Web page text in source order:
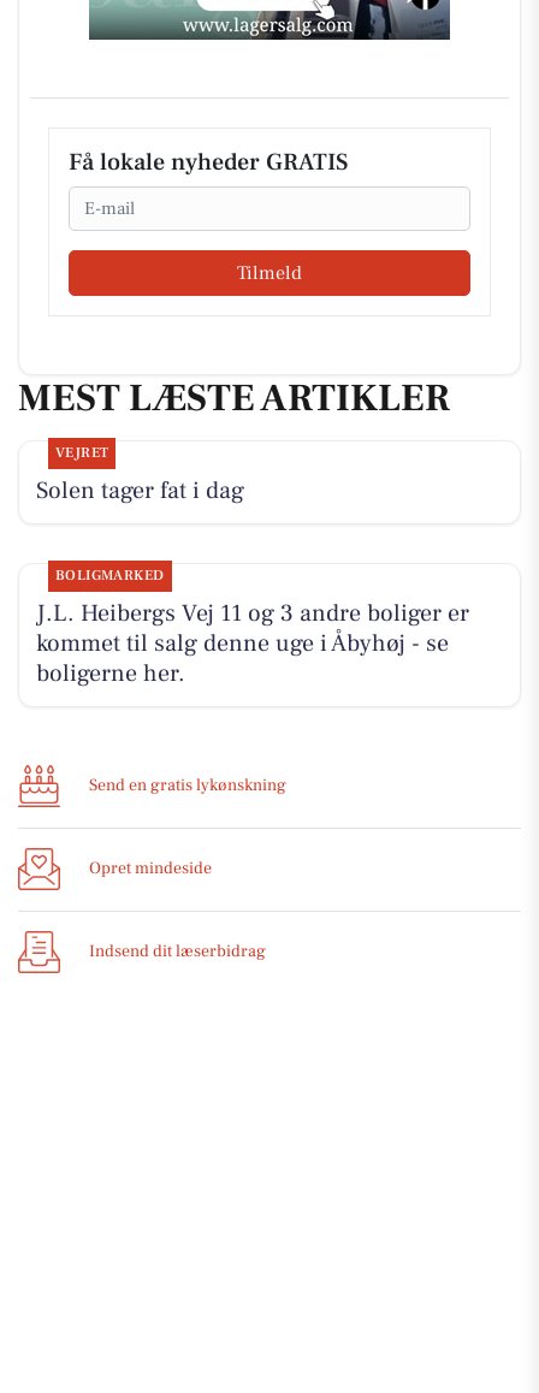
Få lokale nyheder GRATIS
Email
Tilmeld
MEST LÆSTE ARTIKLER
VEJRET
Solen tager fat i dag
BOLIGMARKED
J.L. Heibergs Vej 11 og 3 andre boliger er
kommet til salg denne uge i Åbyhøj - se
boligerne her.
Send en gratis lykønskning
Opret mindeside
Indsend dit læserbidrag